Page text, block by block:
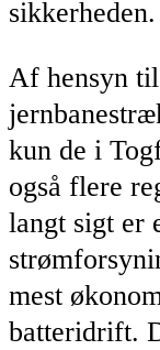
sikkerheden.
Af hensyn
kun de i
også flere
langt sigt er
mest
batteridrift.